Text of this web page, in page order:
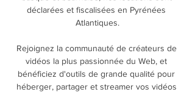
déclarées et fiscalisées en Pyrénées
Atlantiques.
Rejoignez la communauté de créateurs de
vidéos la plus passionnée du Web, et
bénéficiez d'outils de grande qualité pour
héberger, partager et streamer vos vidéos